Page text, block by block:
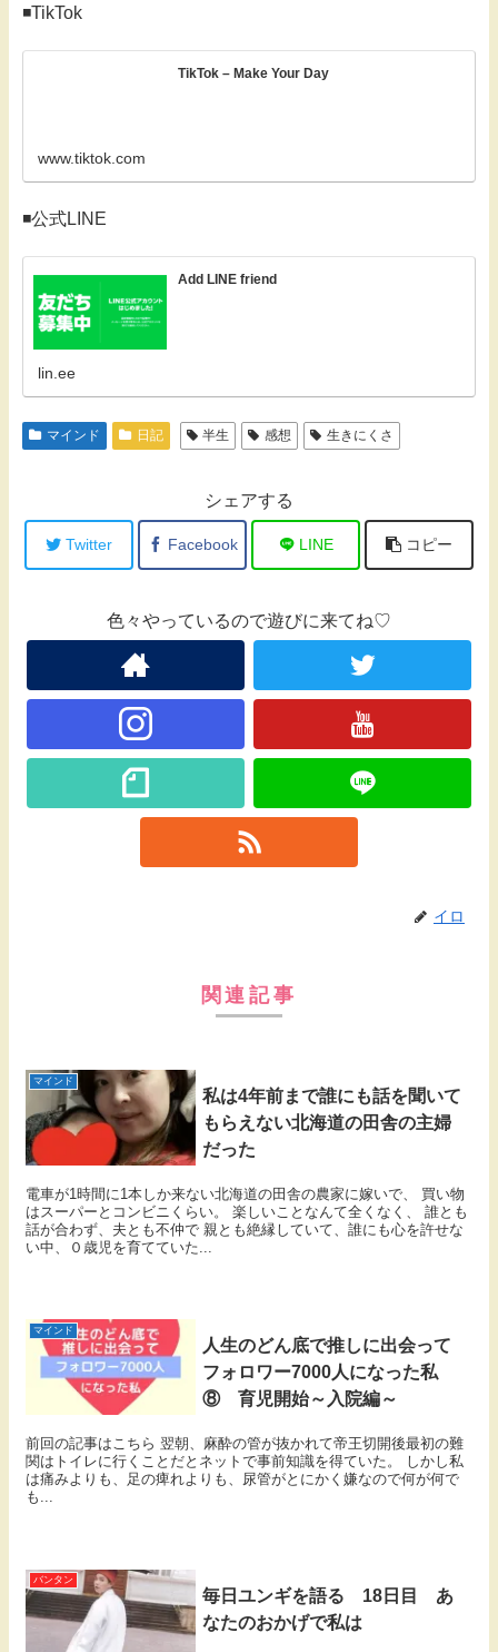
◾️TikTok
TikTok – Make Your Day
www.tiktok.com
◾️公式LINE
Add LINE friend
lin.ee
マインド 日記 半生 感想 生きにくさ
シェアする
Twitter Facebook LINE コピー
色々やっているので遊びに来てね♡
イロ
関連記事
マインド
私は4年前まで誰にも話を聞いて
もらえない北海道の田舎の主婦
だった
電車が1時間に1本しか来ない北海道の田舎の農家に嫁いで、 買い物
はスーパーとコンビニくらい。 楽しいことなんて全くなく、 誰とも
話が合わず、夫とも不仲で 親とも絶縁していて、誰にも心を許せな
い中、０歳児を育てていた...
マインド
人生のどん底で推しに出会って
フォロワー7000人になった私
⑧ 育児開始～入院編～
前回の記事はこちら 翌朝、麻酔の管が抜かれて帝王切開後最初の難
関はトイレに行くことだとネットで事前知識を得ていた。 しかし私
は痛みよりも、足の痺れよりも、尿管がとにかく嫌なので何が何で
も...
バンタン
毎日ユンギを語る 18日目 あ
なたのおかげで私は